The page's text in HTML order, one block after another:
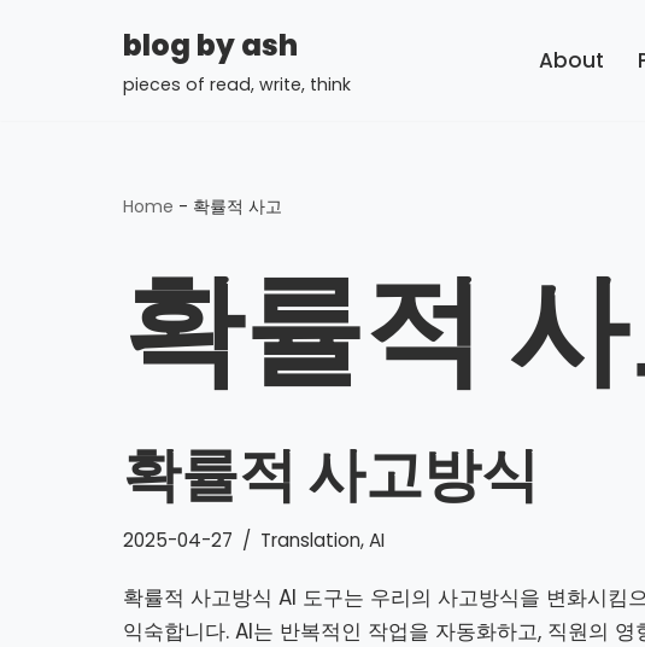
blog by ash
pieces of read, write, think
About
Home - 확률적 사고
확률적
확률적 사고방식
2025-04-27 Translation,AI
확률적 사고방식 AI 도구는 우리의 사고방식을 변화시
익숙합니다. AI는 반복적인 작업을 자동화하고, 직원의